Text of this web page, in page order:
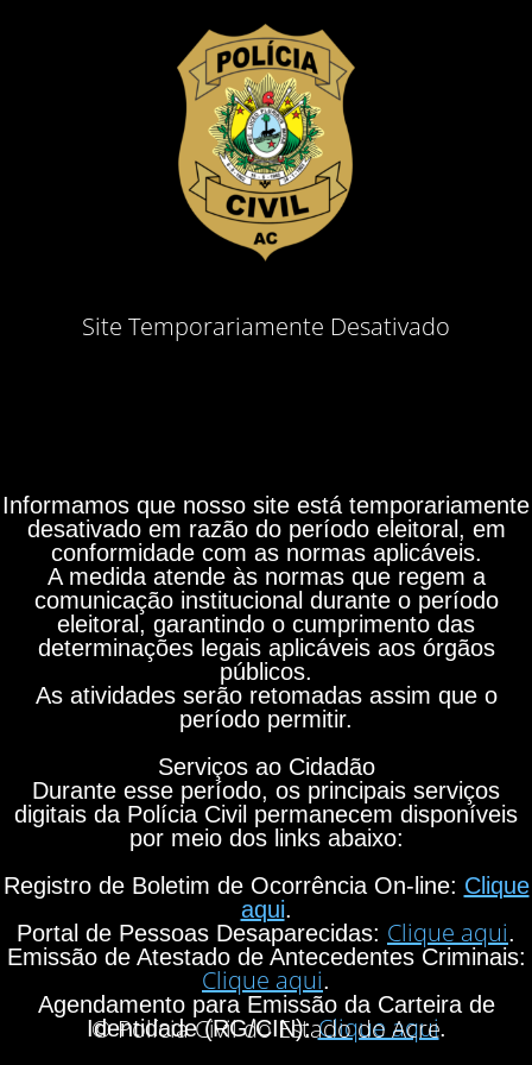
Site Temporariamente Desativado
Informamos que nosso site está temporariamente
desativado em razão do período eleitoral, em
conformidade com as normas aplicáveis.
A medida atende às normas que regem a
comunicação institucional durante o período
eleitoral, garantindo o cumprimento das
determinações legais aplicáveis aos órgãos
públicos.
As atividades serão retomadas assim que o
período permitir.
Serviços ao Cidadão
Durante esse período, os principais serviços
digitais da Polícia Civil permanecem disponíveis
por meio dos links abaixo:
Registro de Boletim de Ocorrência On-line: Clique
aqui.
Portal de Pessoas Desaparecidas: Clique aqui.
Emissão de Atestado de Antecedentes Criminais:
Clique aqui.
Agendamento para Emissão da Carteira de
Identidade (RG/CIN):Clique aqui.
© Polícia Civil do Estado do Acre